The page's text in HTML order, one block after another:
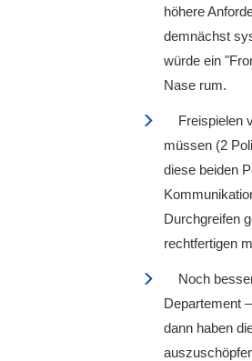
höhere
demnächst
würde ein
Nase rum.
Freispielen
müssen (2
diese beiden
Durchgreifen
rechtfertigen
Noch
Departement
dann haben